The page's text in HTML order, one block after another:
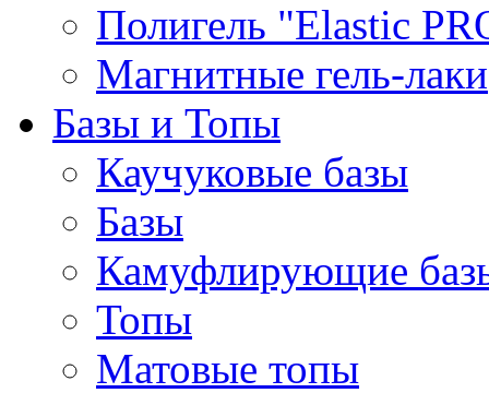
Полигель "Elastic
Магнитные гель-лаки
Базы и Топы
Каучуковые базы
Базы
Камуфлирующие
Топы
Матовые топы